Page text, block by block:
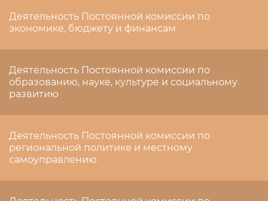
Деятельность Постоянной комиссии по
экономике, бюджету и финансам
Деятельность Постоянной комиссии по
образованию, науке, культуре и социальному
развитию
Деятельность Постоянной комиссии по
региональной политике и местному
самоуправлению